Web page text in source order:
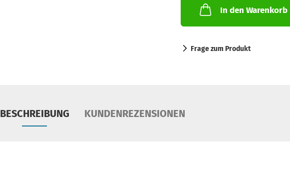
In den Warenkorb
Frage zum Produkt
BESCHREIBUNG KUNDENREZENSIONEN